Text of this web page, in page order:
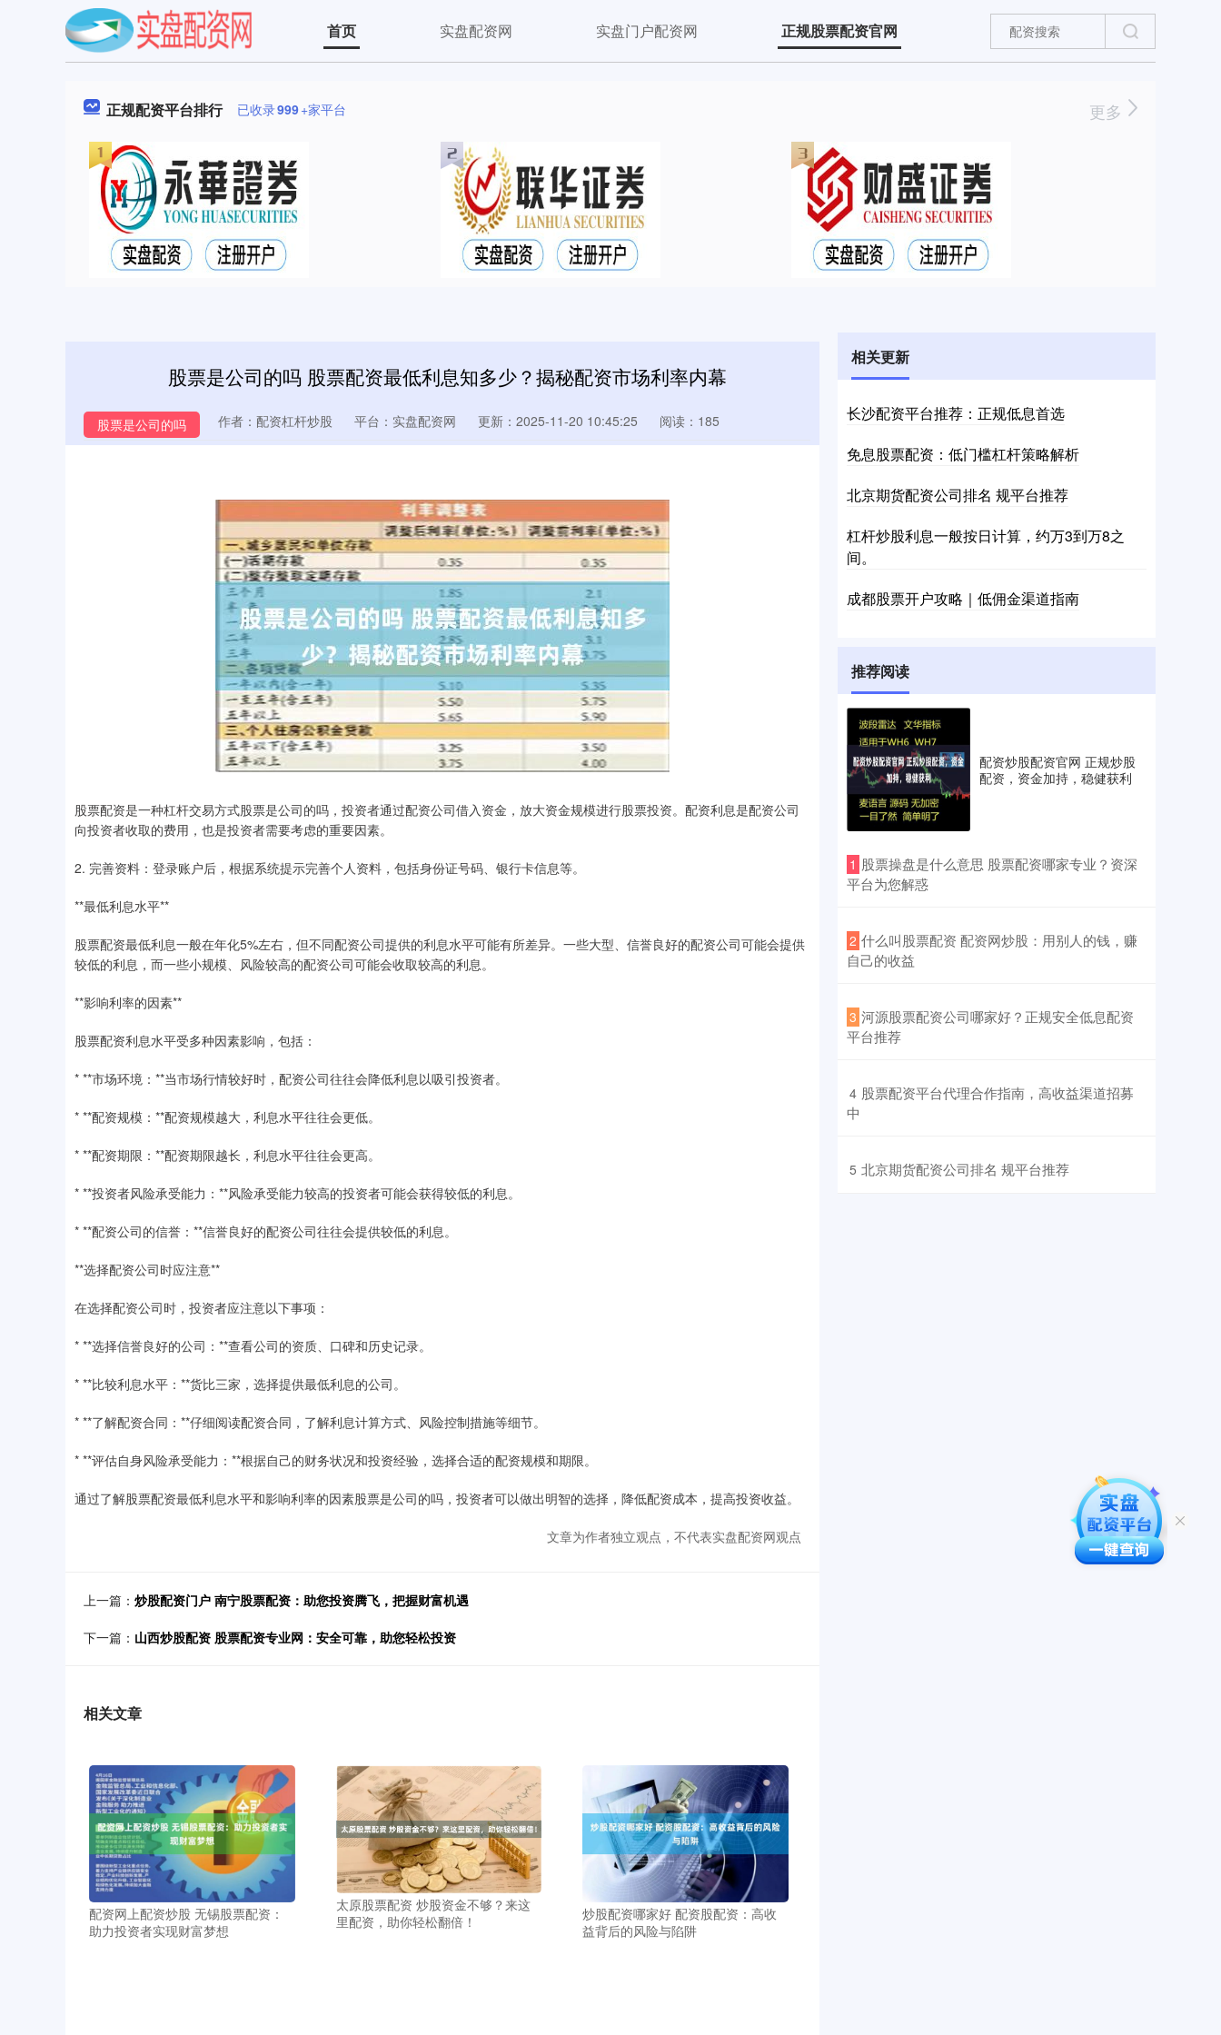
首页 实盘配资网 实盘门户配资网 正规股票配资官网
正规配资平台排行 已收录999+家平台 更多
股票是公司的吗 股票配资最低利息知多少？揭秘配资市场利率内幕
股票是公司的吗 作者：配资杠杆炒股 平台：实盘配资网 更新：2025-11-20 10:45:25 阅读：185
股票配资是一种杠杆交易方式股票是公司的吗，投资者通过配资公司借入资金，放大资金规模进行股票投资。配资利息是配资公司
向投资者收取的费用，也是投资者需要考虑的重要因素。
2. 完善资料：登录账户后，根据系统提示完善个人资料，包括身份证号码、银行卡信息等。
**最低利息水平**
股票配资最低利息一般在年化5%左右，但不同配资公司提供的利息水平可能有所差异。一些大型、信誉良好的配资公司可能会提供
较低的利息，而一些小规模、风险较高的配资公司可能会收取较高的利息。
**影响利率的因素**
股票配资利息水平受多种因素影响，包括：
* **市场环境：**当市场行情较好时，配资公司往往会降低利息以吸引投资者。
* **配资规模：**配资规模越大，利息水平往往会更低。
* **配资期限：**配资期限越长，利息水平往往会更高。
* **投资者风险承受能力：**风险承受能力较高的投资者可能会获得较低的利息。
* **配资公司的信誉：**信誉良好的配资公司往往会提供较低的利息。
**选择配资公司时应注意**
在选择配资公司时，投资者应注意以下事项：
* **选择信誉良好的公司：**查看公司的资质、口碑和历史记录。
* **比较利息水平：**货比三家，选择提供最低利息的公司。
* **了解配资合同：**仔细阅读配资合同，了解利息计算方式、风险控制措施等细节。
* **评估自身风险承受能力：**根据自己的财务状况和投资经验，选择合适的配资规模和期限。
通过了解股票配资最低利息水平和影响利率的因素股票是公司的吗，投资者可以做出明智的选择，降低配资成本，提高投资收益。
文章为作者独立观点，不代表实盘配资网观点
上一篇： 炒股配资门户 南宁股票配资：助您投资腾飞，把握财富机遇
下一篇： 山西炒股配资 股票配资专业网：安全可靠，助您轻松投资
相关文章
配资网上配资炒股 无锡股票配资：
助力投资者实现财富梦想
太原股票配资 炒股资金不够？来这
里配资，助你轻松翻倍！
炒股配资哪家好 配资股配资：高收
益背后的风险与陷阱
相关更新
长沙配资平台推荐：正规低息首选
免息股票配资：低门槛杠杆策略解析
北京期货配资公司排名 规平台推荐
杠杆炒股利息一般按日计算，约万3到万8之
间。
成都股票开户攻略｜低佣金渠道指南
推荐阅读
配资炒股配资官网 正规炒股
配资，资金加持，稳健获利
1 ​股票操盘是什么意思 股票配资哪家专业？资深
平台为您解惑
2 ​什么叫股票配资 配资网炒股：用别人的钱，赚
自己的收益
3 ​河源股票配资公司哪家好？正规安全低息配资
平台推荐
4 ​股票配资平台代理合作指南，高收益渠道招募
中
5 ​北京期货配资公司排名 规平台推荐